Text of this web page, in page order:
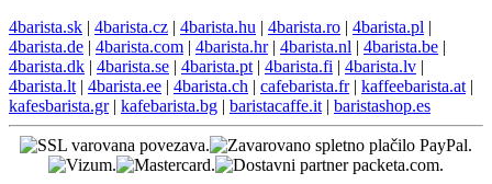
4barista.sk | 4barista.cz | 4barista.hu | 4barista.ro | 4barista.pl |
4barista.de | 4barista.com | 4barista.hr| 4barista.nl | 4barista.be |
4barista.dk | 4barista.se | 4barista.pt | 4barista.fi | 4barista.lv |
4barista.lt | 4barista.ee | 4barista.ch | cafebarista.fr| kaffeebarista.at |
kafesbarista.gr| kafebarista.bg | baristacaffe.it | baristashop.es